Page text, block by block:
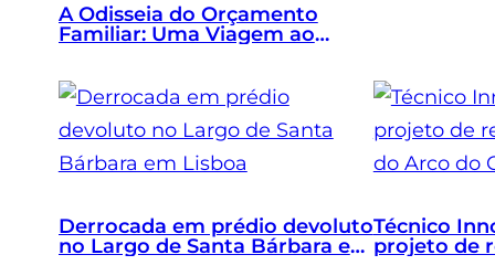
A Odisseia do Orçamento
Familiar: Uma Viagem ao
Derrocada em prédio devoluto
no Largo de Santa Bárbara em
Técnico
projeto de